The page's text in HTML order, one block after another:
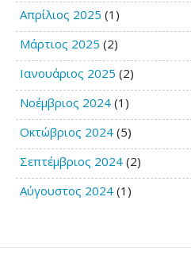
Απρίλιος 2025 (1)
Μάρτιος 2025 (2)
Ιανουάριος 2025 (2)
Νοέμβριος 2024 (1)
Οκτώβριος 2024 (5)
Σεπτέμβριος 2024 (2)
Αύγουστος 2024 (1)